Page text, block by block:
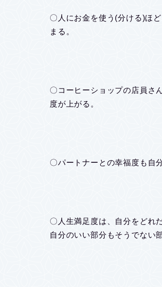
〇人にお金を使う(分ける)ほ
まる。
〇コーヒーショップの店員さ
度が上がる。
〇パートナーとの幸福度も自
〇人生満足度は、自分をどれ
自分のいい部分もそうでない